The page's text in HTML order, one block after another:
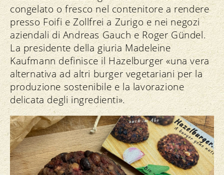
congelato o fresco nel contenitore a rendere
presso Foifi e Zollfrei a Zurigo e nei negozi
aziendali di Andreas Gauch e Roger Gündel.
La presidente della giuria Madeleine
Kaufmann definisce il Hazelburger «una vera
alternativa ad altri burger vegetariani per la
produzione sostenibile e la lavorazione
delicata degli ingredienti».